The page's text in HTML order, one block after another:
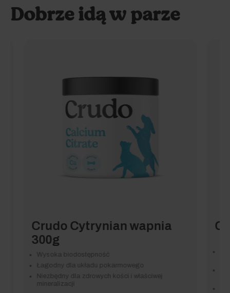
Dobrze idą w parze
Crudo Cytrynian wapnia
300g
Wysoka biodostępność
Łagodny dla układu pokarmowego
Niezbędny dla zdrowych kości i właściwej
mineralizacji